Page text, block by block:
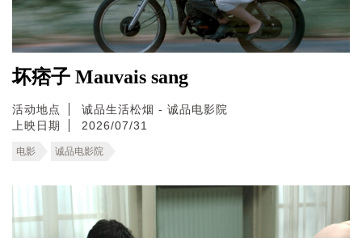
坏痞子 Mauvais sang
活动地点
诚品生活松烟 - 诚品电影院
上映日期
2026/07/31
电影 诚品电影院